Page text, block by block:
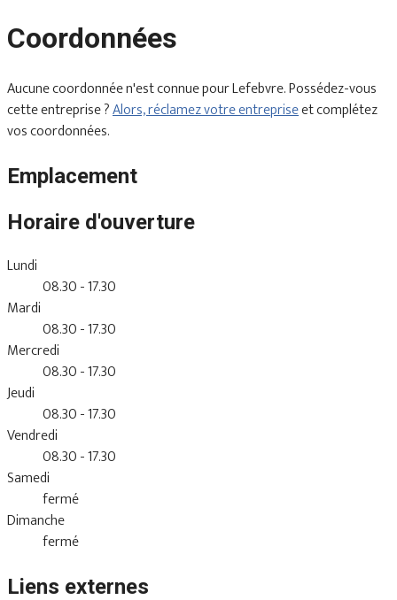
Coordonnées
Aucune coordonnée n'est connue pour Lefebvre. Possédez-vous
cette entreprise ?Alors, réclamez votre entrepriseet complétez
vos coordonnées.
Emplacement
Horaire d'ouverture
Lundi
08.30 - 17.30
Mardi
08.30 - 17.30
Mercredi
08.30 - 17.30
Jeudi
08.30 - 17.30
Vendredi
08.30 - 17.30
Samedi
fermé
Dimanche
fermé
Liens externes